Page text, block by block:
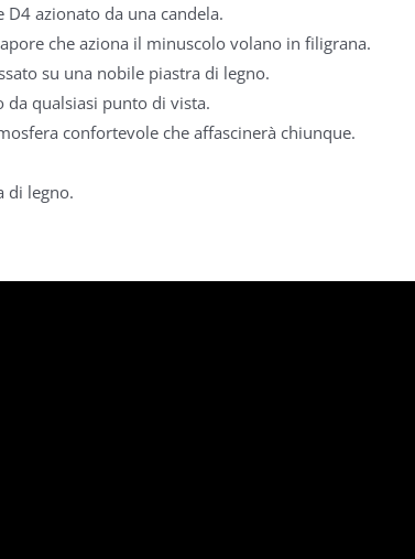
azionato da una candela.
che aziona il minuscolo volano in filigrana.
su una nobile piastra di legno.
da qualsiasi punto di vista.
confortevole che affascinerà chiunque.
di legno.